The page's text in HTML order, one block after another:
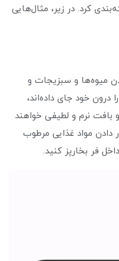
کرد. در زیر، مثال‌هایی
میوه‌ها و سبزیجات و
درون خود جای داده‌اند،
نرم و لطیفی خواهند
دادن مواد غذایی مرطوب
فر بخارپز کنید.